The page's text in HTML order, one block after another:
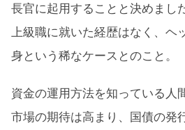
長官に起用することと決めまし
上級職に就いた経歴はなく、ヘ
身という稀なケースとのこと。
資金の運用方法を知っている人
市場の期待は高まり、国債の発